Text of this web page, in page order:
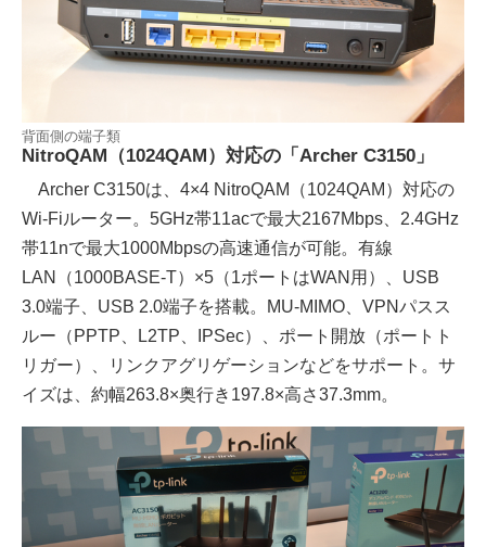
背面側の端子類
NitroQAM（1024QAM）対応の「Archer C3150」
Archer C3150は、4×4 NitroQAM（1024QAM）対応の
Wi-Fiルーター。5GHz帯11acで最大2167Mbps、2.4GHz
帯11nで最大1000Mbpsの高速通信が可能。有線
LAN（1000BASE-T）×5（1ポートはWAN用）、USB
3.0端子、USB 2.0端子を搭載。MU-MIMO、VPNパスス
ルー（PPTP、L2TP、IPSec）、ポート開放（ポートト
リガー）、リンクアグリゲーションなどをサポート。サ
イズは、約幅263.8×奥行き197.8×高さ37.3mm。